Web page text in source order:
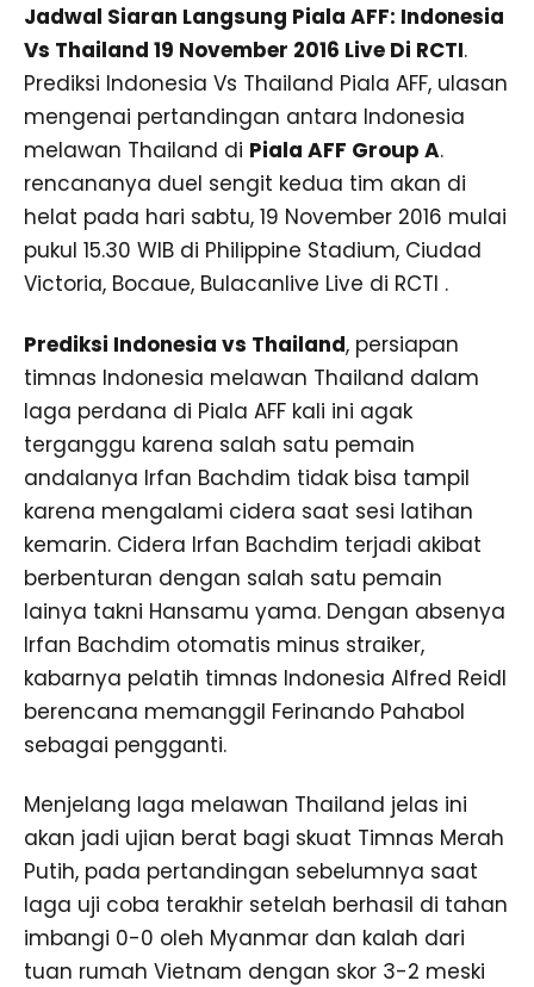
Jadwal Siaran Langsung Piala AFF: Indonesia
Vs Thailand 19 November 2016 Live Di RCTI.
Prediksi Indonesia Vs Thailand Piala AFF, ulasan
mengenai pertandingan antara Indonesia
melawan Thailand di Piala AFF Group A.
rencananya duel sengit kedua tim akan di
helat pada hari sabtu, 19 November 2016 mulai
pukul 15.30 WIB di Philippine Stadium, Ciudad
Victoria, Bocaue, Bulacanlive Live di RCTI .
Prediksi Indonesia vs Thailand, persiapan
timnas Indonesia melawan Thailand dalam
laga perdana di Piala AFF kali ini agak
terganggu karena salah satu pemain
andalanya Irfan Bachdim tidak bisa tampil
karena mengalami cidera saat sesi latihan
kemarin. Cidera Irfan Bachdim terjadi akibat
berbenturan dengan salah satu pemain
lainya takni Hansamu yama. Dengan absenya
Irfan Bachdim otomatis minus straiker,
kabarnya pelatih timnas Indonesia Alfred Reidl
berencana memanggil Ferinando Pahabol
sebagai pengganti.
Menjelang laga melawan Thailand jelas ini
akan jadi ujian berat bagi skuat Timnas Merah
Putih, pada pertandingan sebelumnya saat
laga uji coba terakhir setelah berhasil di tahan
imbangi 0-0 oleh Myanmar dan kalah dari
tuan rumah Vietnam dengan skor 3-2 meski